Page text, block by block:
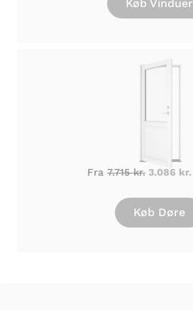
Køb Vinduer
Fra 7.715 kr. 3.086 kr.
Køb Døre